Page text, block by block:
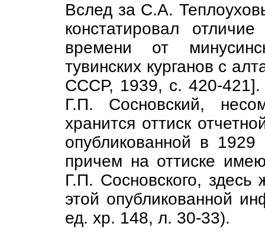
Вслед за С.А.
констатировал
времени от
тувинских курганов с
СССР, 1939, с. 420-
Г.П. Сосновский,
хранится оттиск
опубликованной в
причем на оттиске
Г.П. Сосновского,
этой опубликованной
ед. хр. 148, л. 30-33).